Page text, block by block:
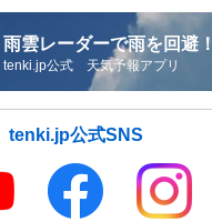
雨雲レーダーで雨を回避！
tenki.jp公式 天気予報アプリ
tenki.jp公式SNS